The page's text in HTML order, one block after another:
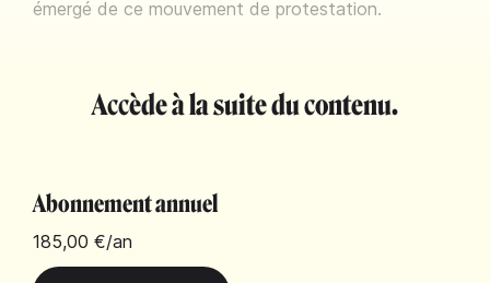
émergé de ce mouvement de protestation.
Accède à la suite du contenu.
Abonnement annuel
185,00 €/an